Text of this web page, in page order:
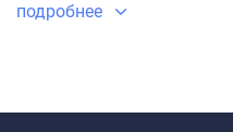
подробнее